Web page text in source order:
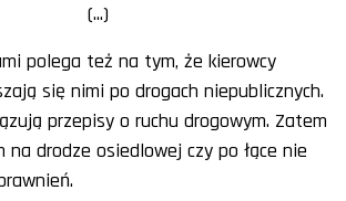
(...)
polega też na tym, że kierowcy
się nimi po drogach niepublicznych.
przepisy o ruchu drogowym. Zatem
na drodze osiedlowej czy po łące nie